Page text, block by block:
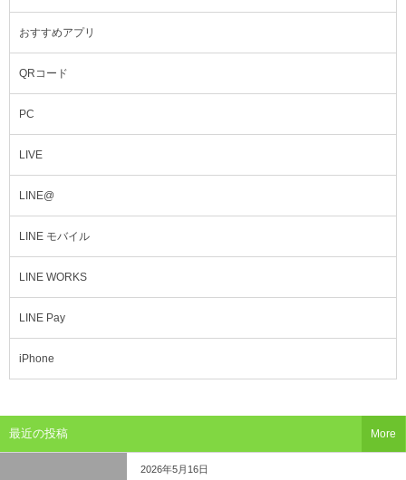
おすすめアプリ
QRコード
PC
LIVE
LINE@
LINE モバイル
LINE WORKS
LINE Pay
iPhone
最近の投稿
2026年5月16日
More